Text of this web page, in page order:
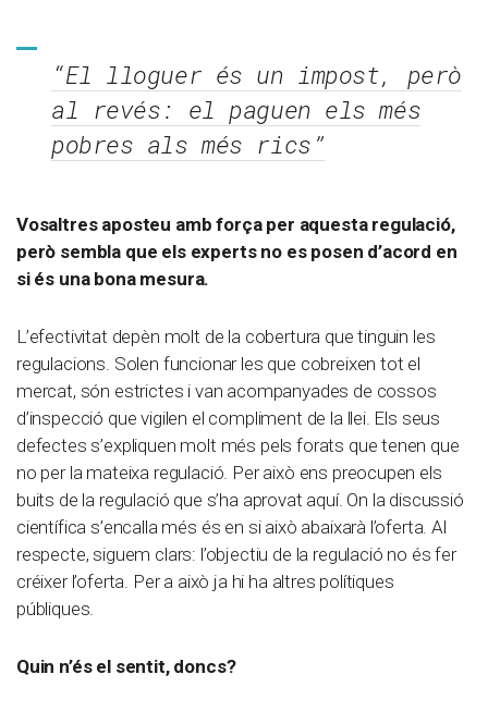
“El lloguer és un impost, però
al revés: el paguen els més
pobres als més rics”
Vosaltres aposteu amb força per aquesta regulació,
però sembla que els experts no es posen d’acord en
si és una bona mesura.
L’efectivitat depèn molt de la cobertura que tinguin les
regulacions. Solen funcionar les que cobreixen tot el
mercat, són estrictes i van acompanyades de cossos
d’inspecció que vigilen el compliment de la llei. Els seus
defectes s’expliquen molt més pels forats que tenen que
no per la mateixa regulació. Per això ens preocupen els
buits de la regulació que s’ha aprovat aquí. On la discussió
científica s’encalla més és en si això abaixarà l’oferta. Al
respecte, siguem clars: l’objectiu de la regulació no és fer
créixer l’oferta. Per a això ja hi ha altres polítiques
públiques.
Quin n’és el sentit, doncs?